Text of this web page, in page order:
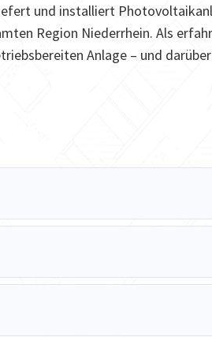
und installiert
Region Niederrhein. Als
Anlage – und